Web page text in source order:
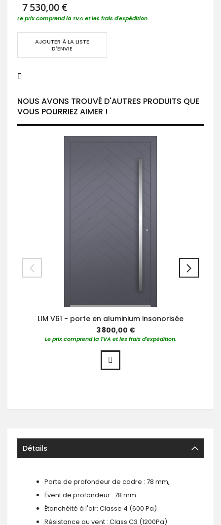
7 530,00 €
Le prix comprend la TVA et les frais d'expédition.
AJOUTER À LA LISTE
D'ENVIE
NOUS AVONS TROUVÉ D'AUTRES PRODUITS QUE
VOUS POURRIEZ AIMER !
LIM V61 - porte en aluminium insonorisée
3 800,00 €
Le prix comprend la TVA et les frais d'expédition.
Détails